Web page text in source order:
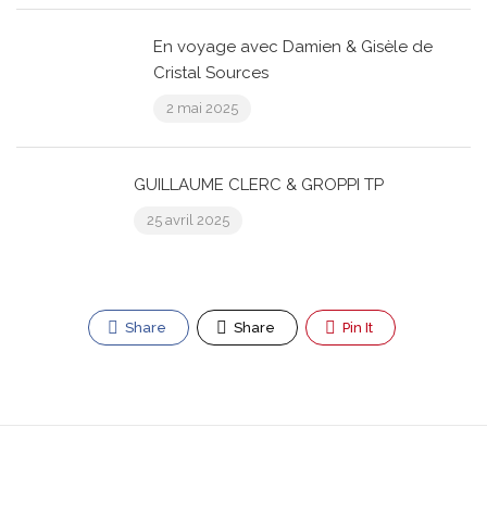
En voyage avec Damien & Gisèle de
Cristal Sources
2 mai 2025
GUILLAUME CLERC & GROPPI TP
25 avril 2025
Share Share Pin It